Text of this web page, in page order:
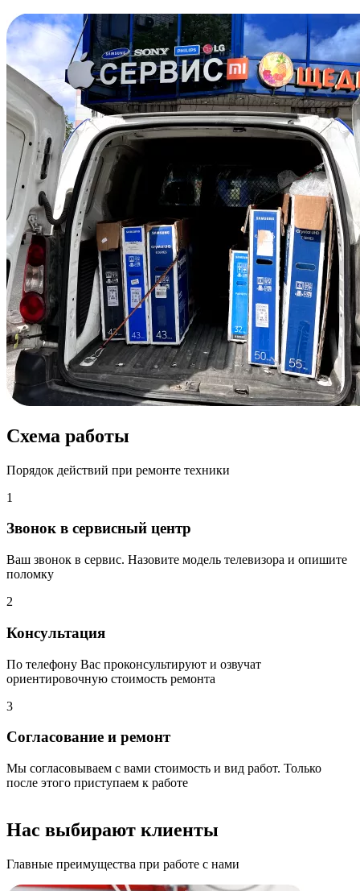
Схема работы
Порядок действий при ремонте техники
1
Звонок в сервисный центр
Ваш звонок в сервис. Назовите модель телевизора и опишите
поломку
2
Консультация
По телефону Вас проконсультируют и озвучат
ориентировочную стоимость ремонта
3
Согласование и ремонт
Мы согласовываем с вами стоимость и вид работ. Только
после этого приступаем к работе
Нас выбирают клиенты
Главные преимущества при работе с нами